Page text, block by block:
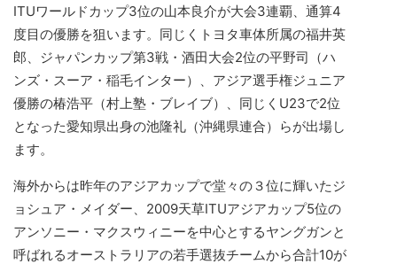
ITUワールドカップ3位の山本良介が大会3連覇、通算4
度目の優勝を狙います。同じくトヨタ車体所属の福井英
郎、ジャパンカップ第3戦・酒田大会2位の平野司（ハ
ンズ・スーア・稲毛インター）、アジア選手権ジュニア
優勝の椿浩平（村上塾・ブレイブ）、同じくU23で2位
となった愛知県出身の池隆礼（沖縄県連合）らが出場し
ます。
海外からは昨年のアジアカップで堂々の３位に輝いたジ
ョシュア・メイダー、2009天草ITUアジアカップ5位の
アンソニー・マクスウィニーを中心とするヤングガンと
呼ばれるオーストラリアの若手選抜チームから合計10が